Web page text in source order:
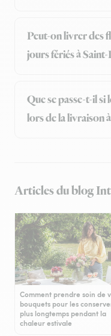
Peut-on livrer des
jours fériés à
Que se passe-t-il si
lors de la livraison
Articles du blog
Comment prendre soin de
bouquets pour les
plus longtemps pendant la
chaleur estivale